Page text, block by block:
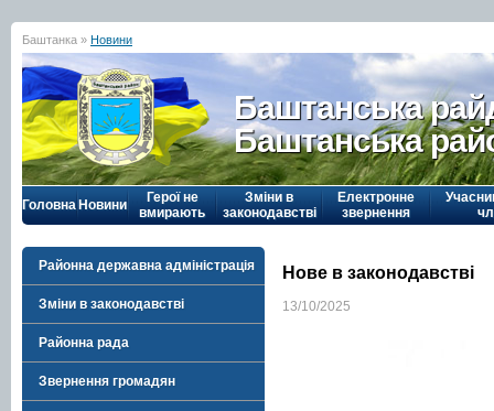
Баштанка » Новини
Баштанська
Баштанська
Головна Новини
Герої не
вмирають
Зміни в
законодавстві
Електронне
звернення
Районна державна адміністрація
Зміни в законодавстві
Районна рада
Звернення громадян
Нове в законодавстві
13/10/2025